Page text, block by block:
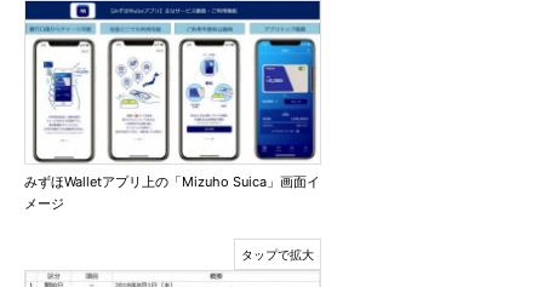
みずほWalletアプリ上の「Mizuho Suica」画面イ
メージ